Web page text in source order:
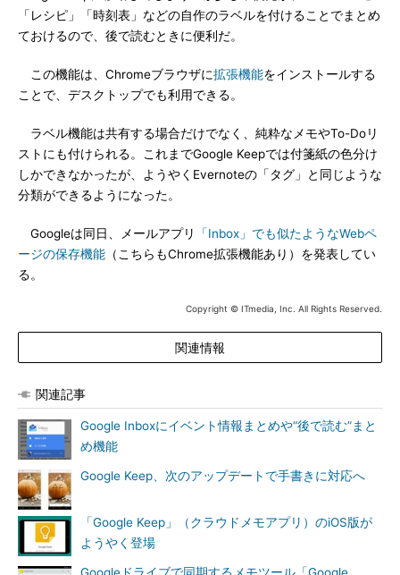
「レシピ」「時刻表」などの自作のラベルを付けることでまとめ
ておけるので、後で読むときに便利だ。
この機能は、Chromeブラウザに拡張機能をインストールする
ことで、デスクトップでも利用できる。
ラベル機能は共有する場合だけでなく、純粋なメモやTo-Doリ
ストにも付けられる。これまでGoogle Keepでは付箋紙の色分け
しかできなかったが、ようやくEvernoteの「タグ」と同じような
分類ができるようになった。
Googleは同日、メールアプリ
「Inbox」でも似たようなWebペ
ージの保存機能 （こちらもChrome拡張機能あり）を発表してい
る。
Copyright © ITmedia, Inc. All Rights Reserved.
関連情報
関連記事
Google Inboxにイベント情報まとめや“後で読む”まと
め機能
Google Keep、次のアップデートで手書きに対応へ
「Google Keep」（クラウドメモアプリ）のiOS版が
ようやく登場